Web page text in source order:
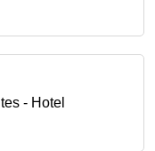
- Hotel